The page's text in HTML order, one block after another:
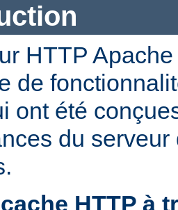
HTTP
de
ont été
du serveur
HTTP à